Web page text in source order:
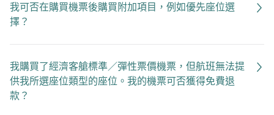
我可否在購買機票後購買附加項目，例如優先座位選
擇？
我購買了經濟客艙標準／彈性票價機票，但航班無法提
供我所選座位類型的座位。我的機票可否獲得免費退
款？